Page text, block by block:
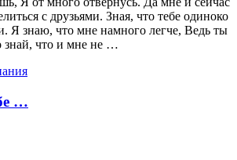
с друзьями. Зная, что тебе одиноко
Я знаю, что мне намного легче, Ведь ты
знай, что и мне не …
…